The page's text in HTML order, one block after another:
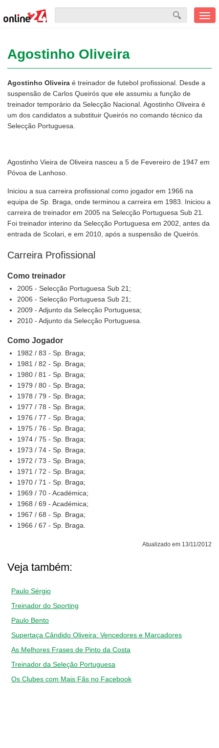
Agostinho Oliveira
Agostinho Oliveira é treinador de futebol profissional. Desde a
suspensão de Carlos Queirós que ele assumiu a função de
treinador temporário da Selecção Nacional. Agostinho Oliveira é
um dos candidatos a substituir Queirós no comando técnico da
Selecção Portuguesa.
Agostinho Vieira de Oliveira nasceu a 5 de Fevereiro de 1947 em
Póvoa de Lanhoso.
Iniciou a sua carreira profissional como jogador em 1966 na
equipa de Sp. Braga, onde terminou a carreira em 1983. Iniciou a
carreira de treinador em 2005 na Selecção Portuguesa Sub 21.
Foi treinador interino da Selecção Portuguesa em 2002, antes da
entrada de Scolari, e em 2010, após a suspensão de Queirós.
Carreira Profissional
Como treinador
2005 - Selecção Portuguesa Sub 21;
2006 - Selecção Portuguesa Sub 21;
2009 - Adjunto da Selecção Portuguesa;
2010 - Adjunto da Selecção Portuguesa.
Como Jogador
1982 / 83 - Sp. Braga;
1981 / 82 - Sp. Braga;
1980 / 81 - Sp. Braga;
1979 / 80 - Sp. Braga;
1978 / 79 - Sp. Braga;
1977 / 78 - Sp. Braga;
1976 / 77 - Sp. Braga;
1975 / 76 - Sp. Braga;
1974 / 75 - Sp. Braga;
1973 / 74 - Sp. Braga;
1972 / 73 - Sp. Braga;
1971 / 72 - Sp. Braga;
1970 / 71 - Sp. Braga;
1969 / 70 - Académica;
1968 / 69 - Académica;
1967 / 68 - Sp. Braga;
1966 / 67 - Sp. Braga.
Atualizado em 13/11/2012
Veja também:
Paulo Sérgio
Treinador do Sporting
Paulo Bento
Supertaça Cândido Oliveira: Vencedores e Marcadores
As Melhores Frases de Pinto da Costa
Treinador da Seleção Portuguesa
Os Clubes com Mais Fãs no Facebook